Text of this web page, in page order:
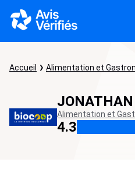
Accueil Alimentation et
Alimentation et
4.3